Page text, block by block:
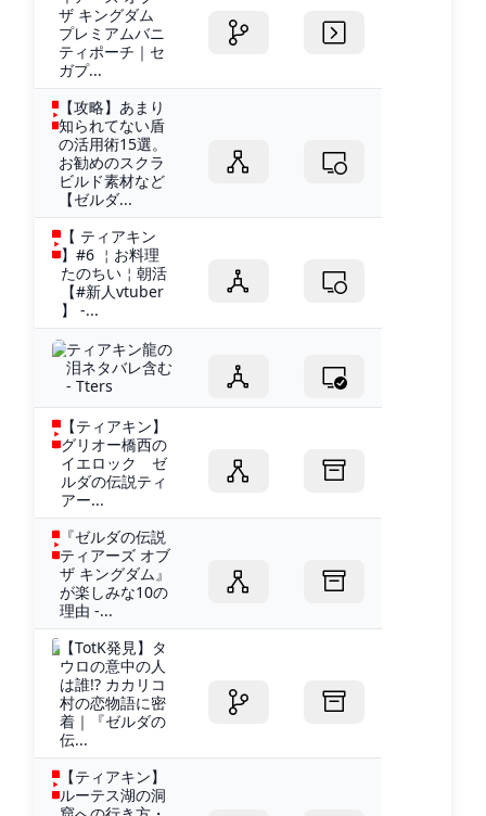
ザ キングダム
プレミアムバニ
ティポーチ｜セ
ガプ...
【攻略】あまり
知られてない盾
の活用術15選。
お勧めのスクラ
ビルド素材など
【ゼルダ...
【 ティアキン
】#6 ￤お料理
たのちい￤朝活
【#新人vtuber
】 -...
ティアキン龍の
泪ネタバレ含む
- Tters
【ティアキン】
グリオー橋西の
イエロック ゼ
ルダの伝説ティ
アー...
『ゼルダの伝説
ティアーズ オブ
ザ キングダム』
が楽しみな10の
理由 -...
【TotK発見】タ
ウロの意中の人
は誰!? カカリコ
村の恋物語に密
着｜『ゼルダの
伝...
【ティアキン】
ルーテス湖の洞